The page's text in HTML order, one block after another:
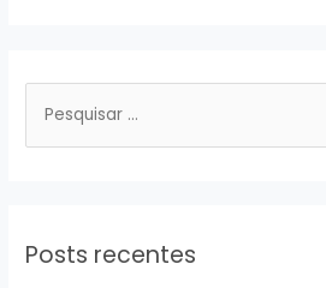
iPosts recentes